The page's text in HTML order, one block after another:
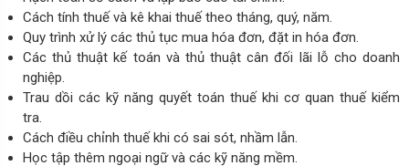
Cách tính thuế và kê khai thuế theo tháng, quý, năm.
Quy trình xử lý các thủ tục mua hóa đơn, đặt in hóa đơn.
Các thủ thuật kế toán và thủ thuật cân đối lãi lỗ cho doanh
nghiệp.
Trau dồi các kỹ năng quyết toán thuế khi cơ quan thuế kiểm
tra.
Cách điều chỉnh thuế khi có sai sót, nhầm lẫn.
Học tập thêm ngoại ngữ và các kỹ năng mềm.